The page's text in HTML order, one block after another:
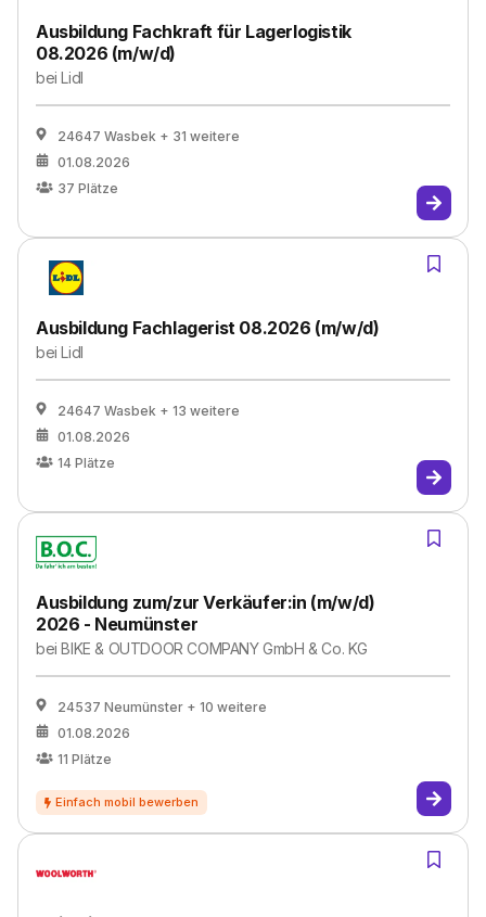
Ausbildung Fachkraft für Lagerlogistik
08.2026 (m/w/d)
beiLidl
24647 Wasbek + 31 weitere
01.08.2026
37 Plätze
Ausbildung Fachlagerist 08.2026 (m/w/d)
beiLidl
24647 Wasbek + 13 weitere
01.08.2026
14 Plätze
Ausbildung zum/zur Verkäufer:in (m/w/d)
2026 - Neumünster
beiBIKE & OUTDOOR COMPANY GmbH & Co. KG
24537 Neumünster + 10 weitere
01.08.2026
11 Plätze